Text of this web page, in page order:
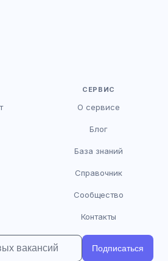
СЕРВИС
О сервисе
Блог
База знаний
Справочник
Сообщество
Контакты
Подписаться
консультант DriveJob.